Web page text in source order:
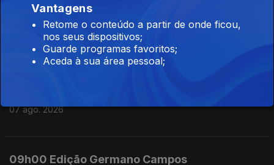
11h00 Edição Susana Lemos
07 ago. 2026
07 ago. 2026
09h00 Edição Germano Campos
Vantagens
Retome o conteúdo a partir de onde ficou,
nos seus dispositivos;
Guarde programas favoritos;
Aceda à sua área pessoal;